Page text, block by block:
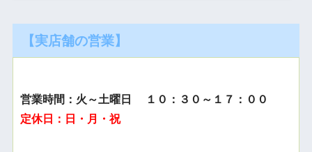
【実店舗の営業】
営業時間：火～土曜日 １０：３０～１７：００
定休日：日・月・祝